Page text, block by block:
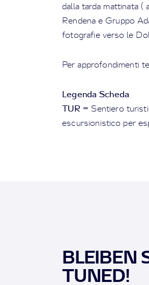
dalla tarda mattinata (
Rendena e Gruppo
fotografie verso le
Per approfondimenti
Legenda Scheda
TUR = Sentiero
escursionistico per
BLEIBEN
TUNED!